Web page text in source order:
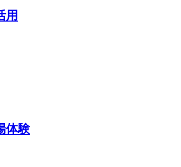
用
体験